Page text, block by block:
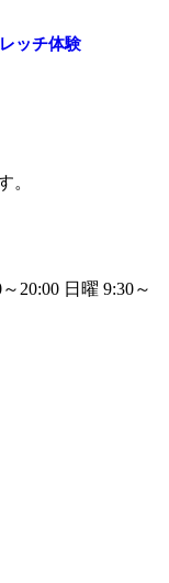
ッチ体験
。
20:00 日曜 9:30～